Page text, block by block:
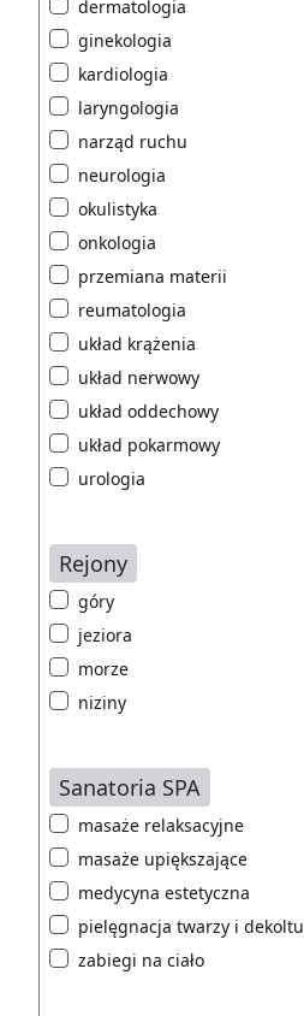
dermatologia
ginekologia
kardiologia
laryngologia
narząd ruchu
neurologia
okulistyka
onkologia
przemiana materii
reumatologia
układ krążenia
układ nerwowy
układ oddechowy
układ pokarmowy
urologia
Rejony
góry
jeziora
morze
niziny
Sanatoria SPA
masaże relaksacyjne
masaże upiększające
medycyna estetyczna
pielęgnacja twarzy i dekoltu
zabiegi na ciało